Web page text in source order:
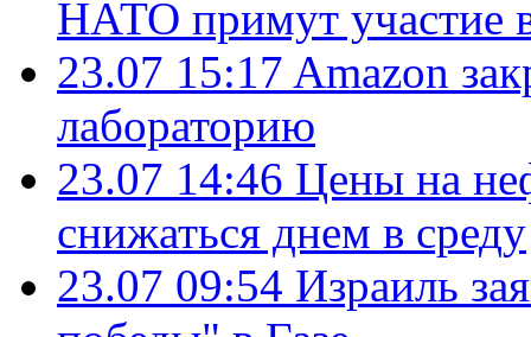
НАТО примут участие
23.07 15:17 Amazon
лабораторию
23.07 14:46 Цены на
снижаться днем в среду
23.07 09:54 Израиль